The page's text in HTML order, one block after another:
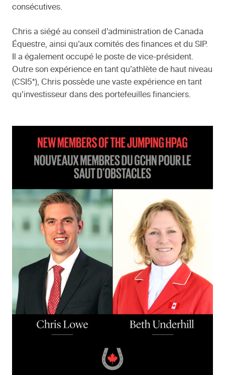
consécutives.
Chris a siégé au conseil d’administration de Canada
Équestre, ainsi qu’aux comités des finances et du SIP.
Il a également occupé le poste de vice-président.
Outre son expérience en tant qu’athlète de haut niveau
(CSI5*), Chris possède une vaste expérience en tant
qu’investisseur dans des portefeuilles financiers.